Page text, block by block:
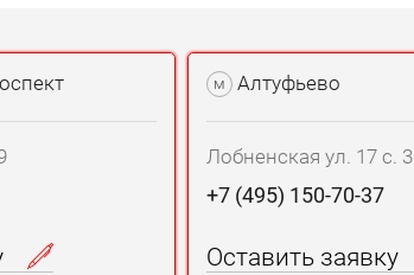
м Алтуфьево
Лобненская ул. 17 с. 3
+7 (495) 150-70-37
Оставить заявку